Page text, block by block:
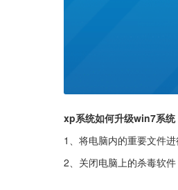
xp系统如何升级win7系统
1、将电脑内的重要文件进
2、关闭电脑上的杀毒软件